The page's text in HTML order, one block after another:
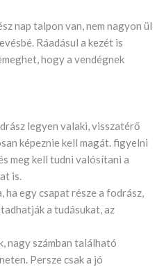
nap talpon van, nem nagyon ül
Ráadásul a kezét is
hogy a vendégnek
legyen valaki, visszatérő
képeznie kell magát. figyelni
meg kell tudni valósítani a
is.
ha egy csapat része a fodrász,
a tudásukat, az
nagy számban található
Persze csak a jó